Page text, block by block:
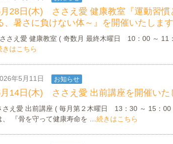
28日(木) ささえ愛 健康教室『運動習
、暑さに負けない体～』を開催いたします
ささえ愛 健康教室 ( 奇数月 最終木曜日 10：00 ～ 11
きはこちら
年5月11日 お知らせ
14日(木) ささえ愛 出前講座を開催いた
さえ愛 出前講座 ( 毎月第２木曜日 13：30 ～ 15：00
、 『骨を守って健康寿命を … 続きはこちら